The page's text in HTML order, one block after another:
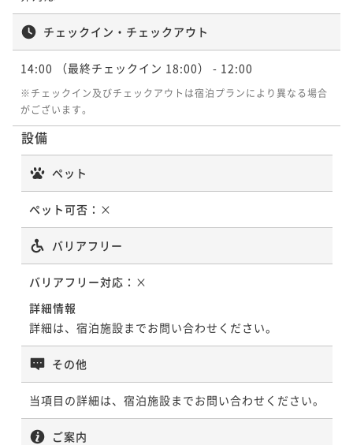
チェックイン・チェックアウト
14:00 （最終チェックイン 18:00） - 12:00
※チェックイン及びチェックアウトは宿泊プランにより異なる場合
がございます。
設備
ペット
ペット可否： ×
バリアフリー
バリアフリー対応： ×
詳細情報
詳細は、宿泊施設までお問い合わせください。
その他
当項目の詳細は、宿泊施設までお問い合わせください。
ご案内